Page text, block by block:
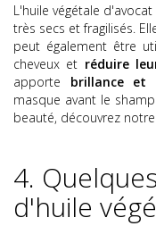
L'huile végétale
très secs et fragilisés.
peut également être
cheveux et réduire
apporte brillance et
masque avant le
beauté, découvrez notre
4.
d'huile